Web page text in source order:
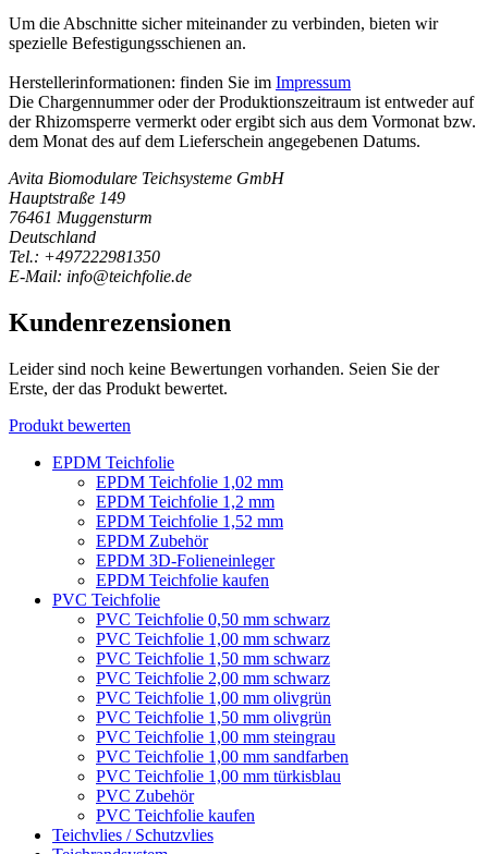
Um die Abschnitte sicher miteinander zu verbinden, bieten wir
spezielle Befestigungsschienen an.
Herstellerinformationen: finden Sie im Impressum
Die Chargennummer oder der Produktionszeitraum ist entweder auf
der Rhizomsperre vermerkt oder ergibt sich aus dem Vormonat bzw.
dem Monat des auf dem Lieferschein angegebenen Datums.
Avita Biomodulare Teichsysteme GmbH
Hauptstraße 149
76461 Muggensturm
Deutschland
Tel.: +497222981350
E-Mail: info@teichfolie.de
Kundenrezensionen
Leider sind noch keine Bewertungen vorhanden. Seien Sie der
Erste, der das Produkt bewertet.
Produkt bewerten
EPDM Teichfolie
EPDM Teichfolie 1,02 mm
EPDM Teichfolie 1,2 mm
EPDM Teichfolie 1,52 mm
EPDM Zubehör
EPDM 3D-Folieneinleger
EPDM Teichfolie kaufen
PVC Teichfolie
PVC Teichfolie 0,50 mm schwarz
PVC Teichfolie 1,00 mm schwarz
PVC Teichfolie 1,50 mm schwarz
PVC Teichfolie 2,00 mm schwarz
PVC Teichfolie 1,00 mm olivgrün
PVC Teichfolie 1,50 mm olivgrün
PVC Teichfolie 1,00 mm steingrau
PVC Teichfolie 1,00 mm sandfarben
PVC Teichfolie 1,00 mm türkisblau
PVC Zubehör
PVC Teichfolie kaufen
Teichvlies / Schutzvlies